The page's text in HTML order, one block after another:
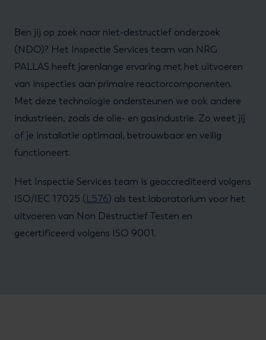
Ben jij op zoek naar niet-destructief onderzoek
(NDO)? Het Inspectie Services team van NRG
PALLAS heeft jarenlange ervaring met het uitvoeren
van inspecties aan primaire reactorcomponenten.
Met deze technologie ondersteunen we ook andere
industrieën, zoals de olie- en gasindustrie. Zo weet jij
of je installatie optimaal, betrouwbaar en veilig
functioneert.
Het Inspectie Services team is geaccrediteerd volgens
ISO/IEC 17025 (L576) als test laboratorium voor het
uitvoeren van Non Destructief Testen en
gecertificeerd volgens ISO 9001.